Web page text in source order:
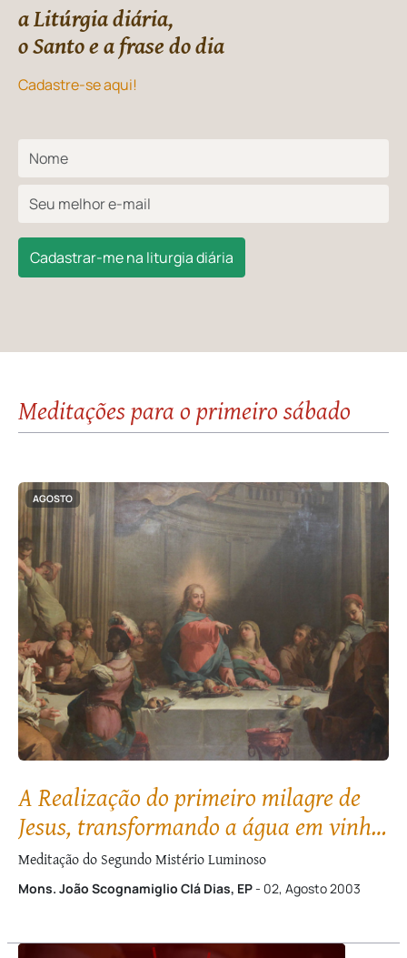
a Litúrgia diária,
o Santo e a frase do dia
Cadastre-se aqui!
Cadastrar-me na liturgia diária
Meditações para o primeiro sábado
AGOSTO
A Realização do primeiro milagre de
Jesus, transformando a água em vinho,
nas Bodas de Caná
Meditação do Segundo Mistério Luminoso
Mons. João Scognamiglio Clá Dias, EP- 02, Agosto 2003